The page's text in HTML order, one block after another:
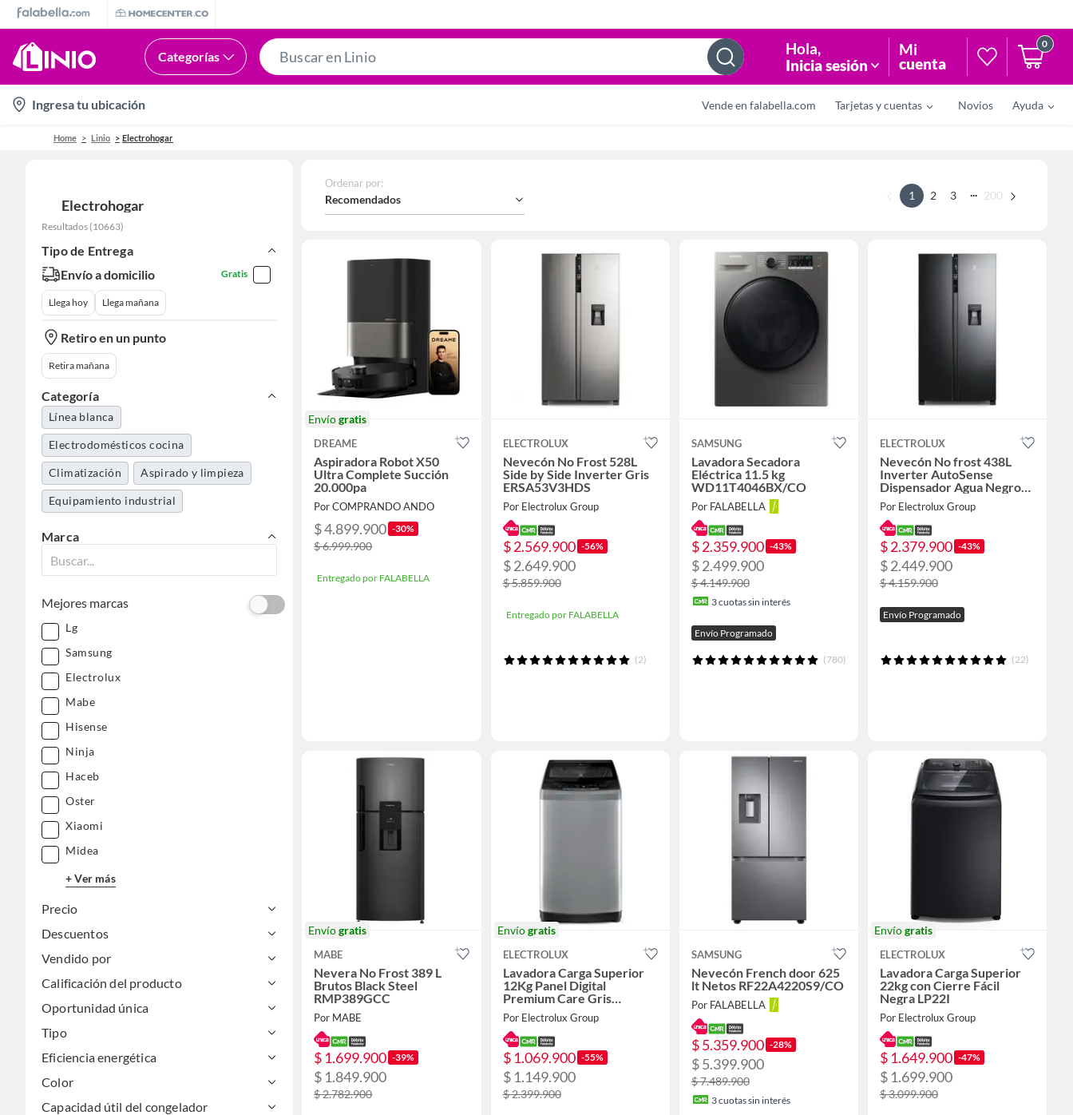
Categorías
Bar
Hola,
Inicia sesión
Mi
cuenta
0
location-
icon
Ingresa tu ubicación Vende en falabella.com Tarjetas y cuentas Novios Ayuda
Home Linio Electrohogar
Electrohogar
Resultados (10663)
Tipo de Entrega
Envío a domicilio
Gratis
Llega hoy Llega mañana
Retiro en un punto
Retira mañana
Categoría
Línea blanca
Electrodomésticos cocina
Climatización Aspirado y limpieza
Equipamiento industrial
Marca
Mejores marcas
Lg
Samsung
Electrolux
Mabe
Hisense
Ninja
Haceb
Oster
Xiaomi
Midea
+ Ver más
Precio
Descuentos
Vendido por
Calificación del producto
Oportunidad única
Tipo
Eficiencia energética
Color
Capacidad útil del congelador
Ordenar por:
Recomendados 1 2 3 ... 200
Envíogratis
DREAME
Aspiradora Robot X50
Ultra Complete Succión
20.000pa
Por COMPRANDO ANDO
$ 4.899.900 -30%
$ 6.999.900
Entregado por FALABELLA
ELECTROLUX
Nevecón No Frost 528L
Side by Side Inverter Gris
ERSA53V3HDS
Por Electrolux Group
$ 2.569.900 -56%
$ 2.649.900
$ 5.859.900
Entregado por FALABELLA
(2)
SAMSUNG
Lavadora Secadora
Eléctrica 11.5 kg
WD11T4046BX/CO
Por FALABELLA
$ 2.359.900 -43%
$ 2.499.900
$ 4.149.900
3cuotas sin interés
Envío Programado
(780)
ELECTROLUX
Nevecón No frost 438L
Inverter AutoSense
Dispensador Agua Negro
ERS433HBWD
Por Electrolux Group
$ 2.379.900 -43%
$ 2.449.900
$ 4.159.900
Envío Programado
(22)
Envíogratis
MABE
Nevera No Frost 389 L
Brutos Black Steel
RMP389GCC
Por MABE
$ 1.699.900 -39%
$ 1.849.900
$ 2.782.900
Envíogratis
ELECTROLUX
Lavadora Carga Superior
12Kg Panel Digital
Premium Care Gris
EWIW12F6USVS
Por Electrolux Group
$ 1.069.900 -55%
$ 1.149.900
$ 2.399.900
SAMSUNG
Nevecón French door 625
lt Netos RF22A4220S9/CO
Por FALABELLA
$ 5.359.900 -28%
$ 5.399.900
$ 7.489.900
3cuotas sin interés
Envíogratis
ELECTROLUX
Lavadora Carga Superior
22kg con Cierre Fácil
Negra LP22I
Por Electrolux Group
$ 1.649.900 -47%
$ 1.699.900
$ 3.099.900